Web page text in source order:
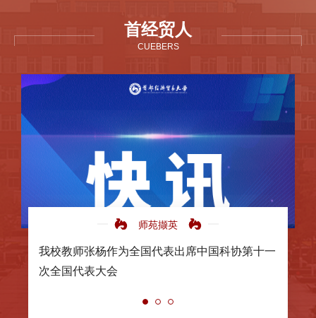
首经贸人
CUEBERS
师苑撷英
我校教师张杨作为全国代表出席中国科协第十一
次全国代表大会